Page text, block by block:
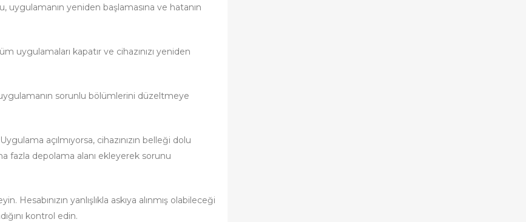
uygulamanın yeniden başlamasına ve hatanın
uygulamaları kapatır ve cihazınızı yeniden
sorunlu bölümlerini düzeltmeye
açılmıyorsa, cihazınızın belleği dolu
fazla depolama alanı ekleyerek sorunu
Hesabınızın yanlışlıkla askıya alınmış olabileceği
kontrol edin.